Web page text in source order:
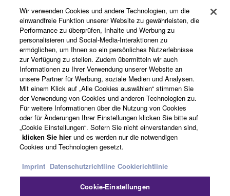
Über Yamaha
Schweiz Suisse Svizzera - German
Business
Wir verwenden Cookies und andere Technologien, um die
einwandfreie Funktion unserer Website zu gewährleisten, die
Performance zu überprüfen, Inhalte und Werbung zu
personalisieren und Social-Media-Interaktionen zu
ermöglichen, um Ihnen so ein persönliches Nutzerlebnisse
zur Verfügung zu stellen. Zudem übermitteln wir auch
Informationen zu Ihrer Verwendung unserer Website an
unsere Partner für Werbung, soziale Medien und Analysen.
Mit einem Klick auf „Alle Cookies auswählen“ stimmen Sie
der Verwendung von Cookies und anderen Technologien zu.
Für weitere Informationen über die Nutzung von Cookies
oder für Änderungen Ihrer Einstellungen klicken Sie bitte auf
„Cookie Einstellungen“. Sofern Sie nicht einverstanden sind,
klicken Sie hier und es werden nur die notwendigen
Cookies und Technologien gesetzt.
Imprint Datenschutzrichtline Cookierichtlinie
Cookie-Einstellungen